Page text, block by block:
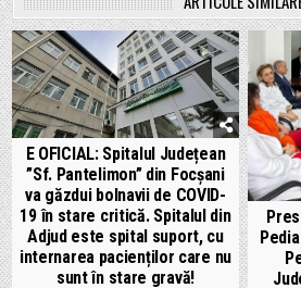
E OFICIAL: Spitalul Județean
”Sf. Pantelimon” din Focșani
va găzdui bolnavii de COVID-
19 în stare critică. Spitalul din
Adjud este spital suport, cu
internarea pacienților care nu
sunt în stare gravă!